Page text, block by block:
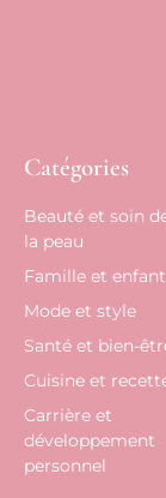
Catégories
Beauté et soin
la peau
Famille et
Mode et style
Santé et bien-
Cuisine et
Carrière et
développement
personnel